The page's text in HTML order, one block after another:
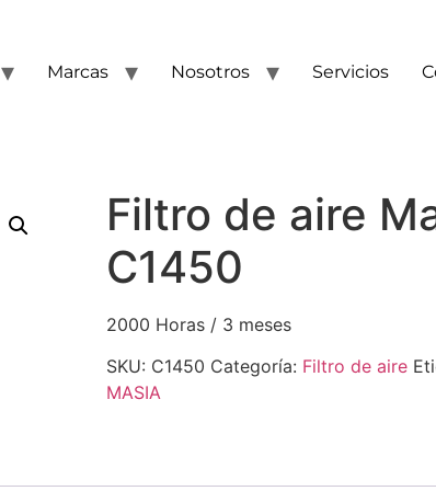
Marcas Nosotros Servicios
Filtro de aire
C1450
2000 Horas / 3 meses
SKU: C1450 Categoría: Filtro de aire
MASIA